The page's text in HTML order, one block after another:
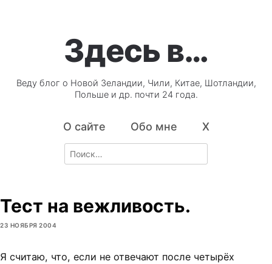
Здесь в…
Веду блог о Новой Зеландии, Чили, Китае, Шотландии,
Польше и др. почти 24 года.
О сайте Обо мне X
Search
for:
Тест на вежливость.
23 НОЯБРЯ 2004
Я считаю, что, если не отвечают после четырёх